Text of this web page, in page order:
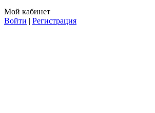
Мой кабинет
Войти | Регистрация